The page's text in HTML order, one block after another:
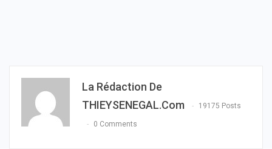
La Rédaction De
THIEYSENEGAL.com
19175 Posts
0 Comments